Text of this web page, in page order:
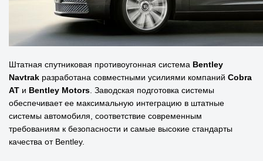
Штатная спутниковая противоугонная система Bentley
Navtrak разработана совместными усилиями компаний Cobra
AT и Bentley Motors . Заводская подготовка системы
обеспечивает ее максимальную интеграцию в штатные
системы автомобиля, соответствие современным
требованиям к безопасности и самые высокие стандарты
качества от Bentley.